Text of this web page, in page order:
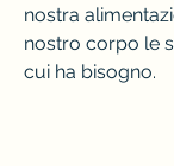
nostra
nostro corpo le
cui ha bisogno.